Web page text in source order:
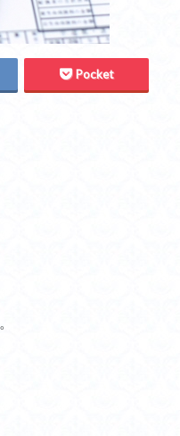
Pocket